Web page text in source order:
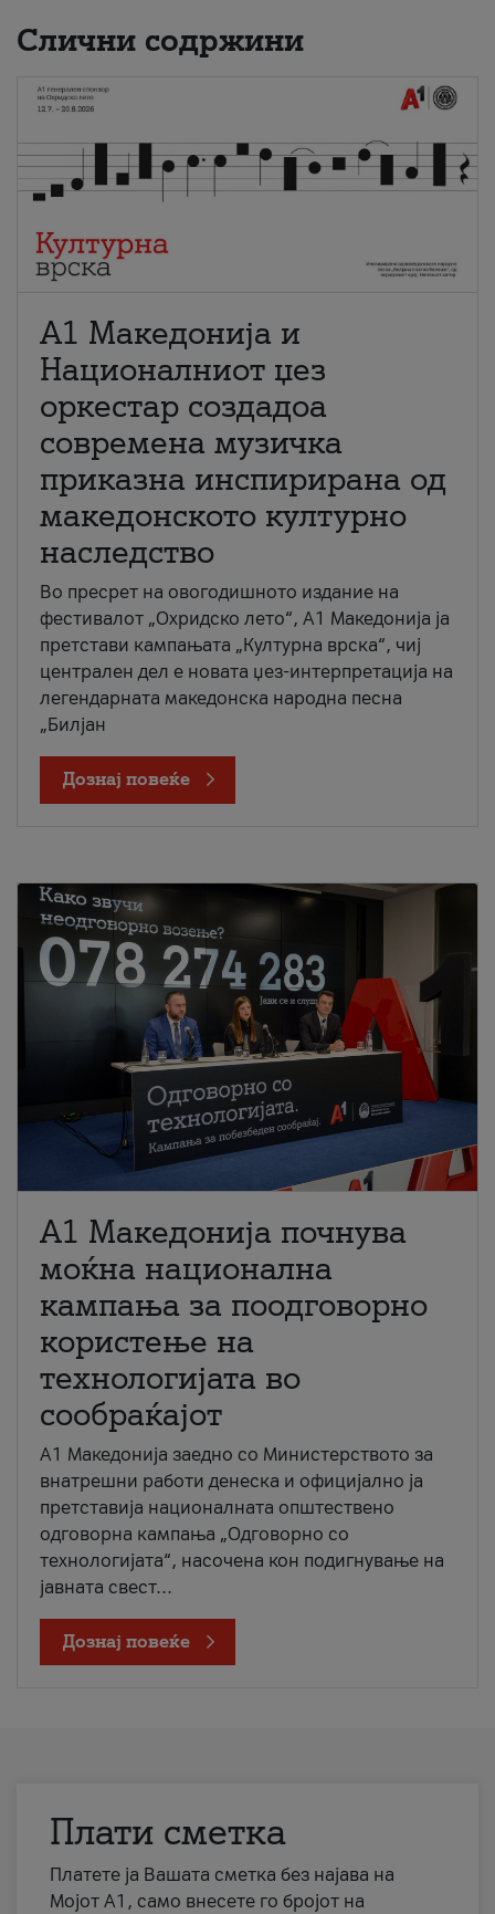
Слични содржини
А1 Македонија и
Националниот џез
оркестар создадоа
современа музичка
приказна инспирирана од
македонското културно
наследство
Во пресрет на овогодишното издание на
фестивалот „Охридско лето“, А1 Македонија ја
претстави кампањата „Културна врска“, чиј
централен дел е новата џез-интерпретација на
легендарната македонска народна песна
„Билјан
Дознај повеќе
A1 Македонија почнува
моќна национална
кампања за поодговорно
користење на
технологијата во
сообраќајот
A1 Македонија заедно со Министерството за
внатрешни работи денеска и официјално ја
претставија националната општествено
одговорна кампања „Одговорно со
технологијата“, насочена кон подигнување на
јавната свест...
Дознај повеќе
Плати сметка
Платете ја Вашата сметка без најава на
Мојот А1, само внесете го бројот на